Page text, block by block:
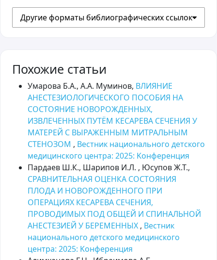
Другие форматы библиографических ссылок
Похожие статьи
Умарова Б.А., А.А. Муминов, ВЛИЯНИЕ
АНЕСТЕЗИОЛОГИЧЕСКОГО ПОСОБИЯ НА
СОСТОЯНИЕ НОВОРОЖДЕННЫХ,
ИЗВЛЕЧЕННЫХ ПУТЁМ КЕСАРЕВА СЕЧЕНИЯ У
МАТЕРЕЙ С ВЫРАЖЕННЫМ МИТРАЛЬНЫМ
СТЕНОЗОМ , Вестник национального детского
медицинского центра: 2025: Kонференция
Пардаев Ш.К., Шарипов И.Л. , Юсупов Ж.Т.,
СРАВНИТЕЛЬНАЯ ОЦЕНКА СОСТОЯНИЯ
ПЛОДА И НОВОРОЖДЕННОГО ПРИ
ОПЕРАЦИЯХ КЕСАРЕВА СЕЧЕНИЯ,
ПРОВОДИМЫХ ПОД ОБЩЕЙ И СПИНАЛЬНОЙ
АНЕСТЕЗИЕЙ У БЕРЕМЕННЫХ , Вестник
национального детского медицинского
центра: 2025: Kонференция